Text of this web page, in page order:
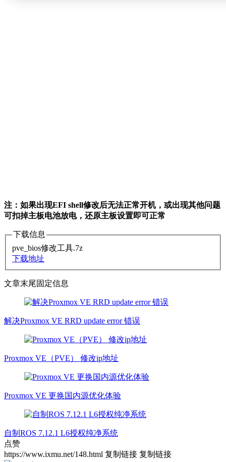
注：如果出现EFI shell修改后无法正常开机，或出现其他问题
可扣掉主板电池放电，还原主板设置即可正常
下载信息
pve_bios修改工具.7z
下载地址
文章末尾固定信息
解决Proxmox VE RRD update error 错误
Proxmox VE（PVE） 修改ip地址
Proxmox VE 更换国内源优化体验
自制ROS 7.12.1 L6授权纯净系统
点赞
https://www.ixmu.net/148.html 复制链接 复制链接